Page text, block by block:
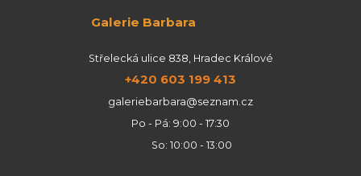
Galerie Barbara
Střelecká ulice 838, Hradec Králové
+420 603 199 413
galeriebarbara@seznam.cz
Po - Pá: 9:00 - 17:30
So: 10:00 - 13:00